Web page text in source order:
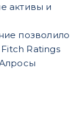
активы и
позволило
Ratings